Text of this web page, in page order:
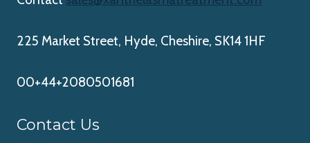
225 Market Street, Hyde, Cheshire, SK14 1HF
00+44+2080501681
Contact Us